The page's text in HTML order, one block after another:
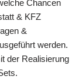
Chancen
& KFZ
&
werden.
der Realisierung